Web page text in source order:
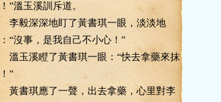
”溫玉溪訓斥道。
深深地盯了黃書琪一眼，淡淡地
“沒事，是我自己不小心！”
溪瞪了黃書琪一眼：“快去拿藥來抹
”
琪應了一聲，出去拿藥，心里對李